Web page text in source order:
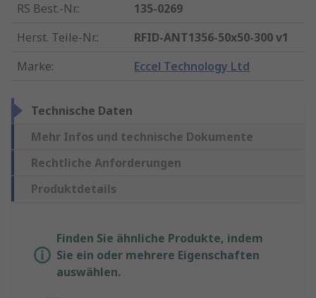
RS Best.-Nr.:
135-0269
Herst. Teile-Nr.:
RFID-ANT1356-50x50-300 v1
Marke: Eccel Technology Ltd
Technische Daten
Mehr Infos und technische Dokumente
Rechtliche Anforderungen
Produktdetails
Finden Sie ähnliche Produkte, indem
Sie ein oder mehrere Eigenschaften
auswählen.